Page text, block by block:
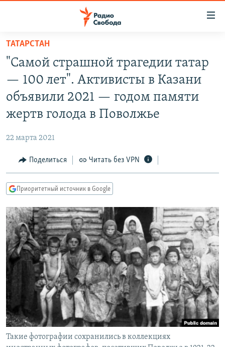
упрощенного
доступа
Вернуться
основному
содержанию
Вернутся
навигации
Вернутся
ПРОГРАММЫ
АВТОРСКИЕ ПРОЕКТЫ
КУЛЬТУРА
IDEL.РЕАЛИИ
КАВКАЗ.РЕАЛИИ
СИБИРЬ.РЕАЛИИ
РАСПИСАНИЕ ВЕЩАНИЯ
ПОДПИШИТЕСЬ НА РАССЫЛКУ
СОЦИАЛЬНЫЕ СЕТИ
ТАТАРСТАН
"Самой страшной трагедии татар
— 100 лет". Активисты в Казани
объявили 2021 — годом памяти
жертв голода в Поволжье
22 марта 2021
Поделиться Читать без VPN
Приоритетный источник в Google
Такие фотографии сохранились в коллекциях